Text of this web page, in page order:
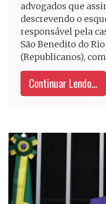
advogados que
descrevendo o
responsável pela
São Benedito do
(Republicanos),
Continuar Lendo...